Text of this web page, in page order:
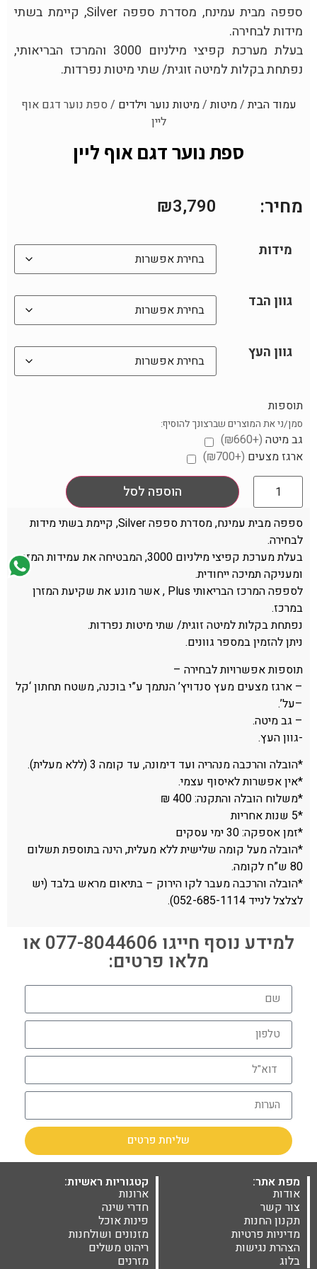
ספפה מבית עמינח, מסדרת ספפה Silver, קיימת בשתי
מידות לבחירה.
בעלת מערכת קפיצי מילניום 3000 והמרכז הבריאותי,
נפתחת בקלות למיטה זוגית/ שתי מיטות נפרדות.
עמוד הבית/מיטות/מיטות נוער וילדים / ספת נוער דגם אוף
ליין
ספת נוער דגם אוף ליין
מחיר: ₪3,790
מידות
גוון הבד
גוון העץ
תוספות
סמן/ני את המוצרים שברצונך להוסיף:
גב מיטה (+₪660)
ארגז מצעים (+₪700)
הוספה לסל
ספפה מבית עמינח, מסדרת ספפה Silver, קיימת בשתי מידות
לבחירה.
בעלת מערכת קפיצי מילניום 3000, המבטיחה את עמידות המזרן
ומעניקה תמיכה ייחודית.
לספפה המרכז הבריאותי Plus , אשר מונע את שקיעת המזרן
במרכז.
נפתחת בקלות למיטה זוגית/ שתי מיטות נפרדות.
ניתן להזמין במספר גוונים.
תוספות אפשרויות לבחירה –
– ארגז מצעים מעץ סנדויץ’ הנתמך ע”י בוכנה, משטח תחתון ‘קל
–על’.
– גב מיטה.
-גוון העץ.
*הובלה והרכבה מנהריה ועד דימונה, עד קומה 3 (ללא מעלית).
*אין אפשרות לאיסוף עצמי.
*משלוח הובלה והתקנה: 400 ₪
*5 שנות אחריות
*זמן אספקה: 30 ימי עסקים
*הובלה מעל קומה שלישית ללא מעלית, הינה בתוספת תשלום
80 ש”ח לקומה.
*הובלה והרכבה מעבר לקו הירוק – בתיאום מראש בלבד (יש
לצלצל לנייד 052-685-1114).
למידע נוסף חייגו 077-8044606 או
מלאו פרטים:
שליחת פרטים
מפת אתר:
אודות
צור קשר
תקנון החנות
מדיניות פרטיות
הצהרת נגישות
בלוג
קטגוריות ראשיות:
ארונות
חדרי שינה
פינות אוכל
מזנונים ושולחנות
ריהוט משלים
מזרנים